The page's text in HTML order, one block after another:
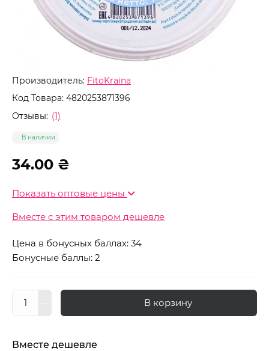
Производитель: FitoKraina
Код Товара: 4820253871396
Отзывы: (1)
В наличии
34.00 ₴
Показать оптовые цены
Вместе с этим товаром дешевле
Цена в бонусных баллах: 34
Бонусные баллы: 2
В корзину
Вместе дешевле